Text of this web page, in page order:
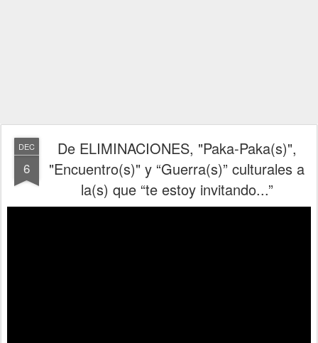
DEC
6
De ELIMINACIONES, "Paka-Paka(s)",
"Encuentro(s)" y “Guerra(s)” culturales a
la(s) que “te estoy invitando...”